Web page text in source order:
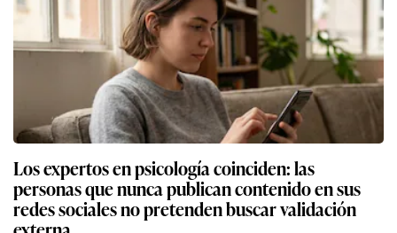
Los expertos en psicología coinciden: las
personas que nunca publican contenido en sus
redes sociales no pretenden buscar validación